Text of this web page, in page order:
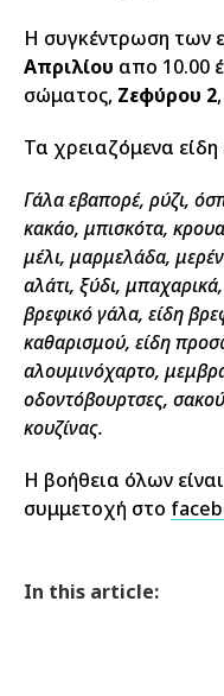
Η συγκέντρωση των
Απριλίου απο 10.00
σώματος, Ζεφύρου 2
Τα χρειαζόμενα είδη
Γάλα εβαπορέ, ρύζι,
κακάο, μπισκότα,
μέλι, μαρμελάδα,
αλάτι, ξύδι,
βρεφικό γάλα, είδη
καθαρισμού, είδη
αλουμινόχαρτο,
οδοντόβουρτσες,
κουζίνας.
Η βοήθεια όλων
συμμετοχή στο
In this article: